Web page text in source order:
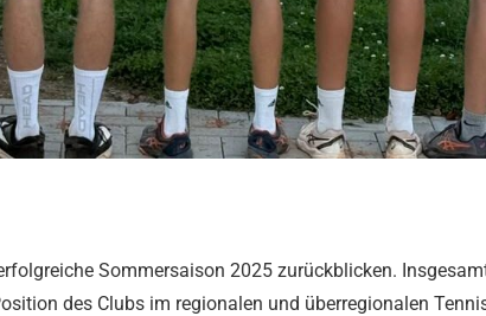
Sommersaison 2025 zurückblicken.
des Clubs im regionalen und überregionalen